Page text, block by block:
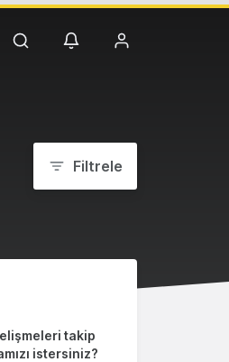
Filtrele
takip
istersiniz?